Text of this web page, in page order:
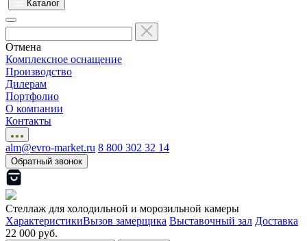
Каталог
Отмена
Комплексное оснащение
Производство
Дилерам
Портфолио
О компании
Контакты
alm@evro-market.ru 8 800 302 32 14
Обратный звонок
Стеллаж для холодильной и морозильной камеры
ХарактеристикиВызов замерщика Выставочный зал Доставка
22 000 руб.